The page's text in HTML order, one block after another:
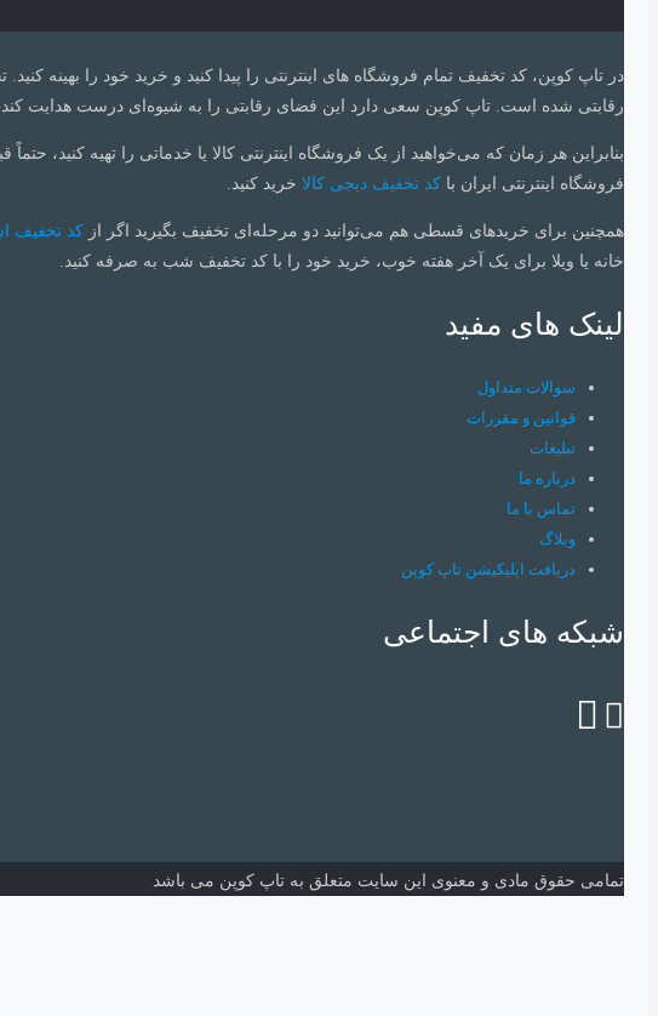
در تاپ کوپن، کد تخفیف تمام فروشگاه های اینترنتی را پیدا کنید و خرید خود را بهینه
رقابتی شده است. تاپ کوپن سعی‌ دارد این فضای رقابتی را به شیوه‌ای درست هدایت کند.
بنابراین هر زمان که می‌خواهید از یک فروشگاه اینترنتی کالا یا خدماتی را تهیه کنید،
فروشگاه اینترنتی ایران با کد تخفیف دیجی کالا خرید کنید.
همچنین برای خریدهای قسطی هم می‌توانید دو مرحله‌ای تخفیف بگیرید اگر از کد تخفیف
خانه یا ویلا برای یک آخر هفته خوب، خرید خود را با کد تخفیف شب به صرفه کنید.
لینک های مفید
سوالات متداول
قوانین و مقررات
تبلیغات
درباره ما
تماس با ما
وبلاگ
دریافت اپلیکیشن تاپ کوپن
شبکه های اجتماعی
تمامی حقوق مادی و معنوی این سایت متعلق به تاپ کوپن می باشد